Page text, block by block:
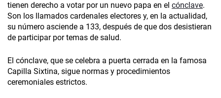
tienen derecho a votar por un nuevo papa en el cónclave.
Son los llamados cardenales electores y, en la actualidad,
su número asciende a 133, después de que dos desistieran
de participar por temas de salud.
El cónclave, que se celebra a puerta cerrada en la famosa
Capilla Sixtina, sigue normas y procedimientos
ceremoniales estrictos.